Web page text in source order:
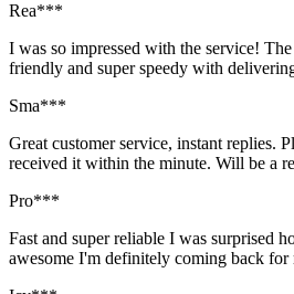
Rea***
I was so impressed with the service!
friendly and super speedy with
Sma***
Great customer service, instant replies.
received it within the minute. Will be a
Pro***
Fast and super reliable I was surprised
awesome I'm definitely coming back for